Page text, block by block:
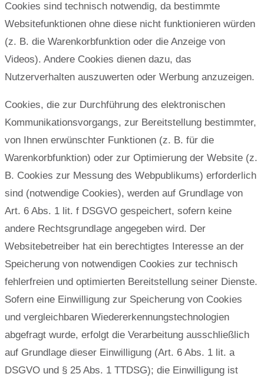
Cookies sind technisch notwendig, da bestimmte
Websitefunktionen ohne diese nicht funktionieren würden
(z. B. die Warenkorbfunktion oder die Anzeige von
Videos). Andere Cookies dienen dazu, das
Nutzerverhalten auszuwerten oder Werbung anzuzeigen.
Cookies, die zur Durchführung des elektronischen
Kommunikationsvorgangs, zur Bereitstellung bestimmter,
von Ihnen erwünschter Funktionen (z. B. für die
Warenkorbfunktion) oder zur Optimierung der Website (z.
B. Cookies zur Messung des Webpublikums) erforderlich
sind (notwendige Cookies), werden auf Grundlage von
Art. 6 Abs. 1 lit. f DSGVO gespeichert, sofern keine
andere Rechtsgrundlage angegeben wird. Der
Websitebetreiber hat ein berechtigtes Interesse an der
Speicherung von notwendigen Cookies zur technisch
fehlerfreien und optimierten Bereitstellung seiner Dienste.
Sofern eine Einwilligung zur Speicherung von Cookies
und vergleichbaren Wiedererkennungstechnologien
abgefragt wurde, erfolgt die Verarbeitung ausschließlich
auf Grundlage dieser Einwilligung (Art. 6 Abs. 1 lit. a
DSGVO und § 25 Abs. 1 TTDSG); die Einwilligung ist